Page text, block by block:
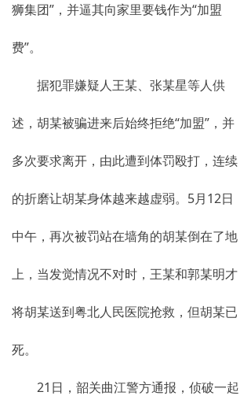
狮集团”，并逼其向家里要钱作为“加盟
费”。
据犯罪嫌疑人王某、张某星等人供
述，胡某被骗进来后始终拒绝“加盟”，并
多次要求离开，由此遭到体罚殴打，连续
的折磨让胡某身体越来越虚弱。5月12日
中午，再次被罚站在墙角的胡某倒在了地
上，当发觉情况不对时，王某和郭某明才
将胡某送到粤北人民医院抢救，但胡某已
死。
21日，韶关曲江警方通报，侦破一起